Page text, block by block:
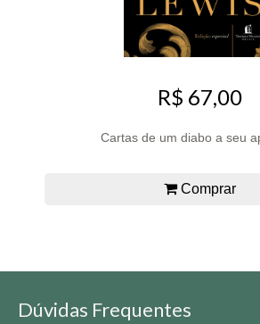
R$ 67,00
Cartas de um diabo a seu
Comprar
Dúvidas Frequentes